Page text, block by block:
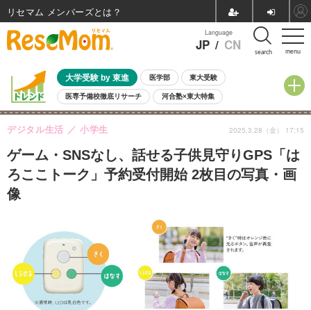
menu
Language
JP / CN search
大学受験 by 東進 医学部 東大受験
医専予備校徹底リサーチ 河合塾×東大特集
親子で考える大学選び 高校受験 中学受験 小学校受験
共通テスト 夏休み
8月開催イベント・WS 全国公立高校 過去問 人気記事
自由研究教材（小学生向け） 自由研究教材（中学生向け） ランキング
ゲーム・SNSなし、話せる子供見守りGPS「は
ろここトーク」予約受付開始 2枚目の写真・画
像
デジタル生活 小学生 2025.3.28（金） 17:15
リセマム メンバーズ